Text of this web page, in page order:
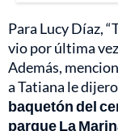
Para Lucy Díaz,
vio por última
Además,
a Tatiana le
baquetón del
parque La